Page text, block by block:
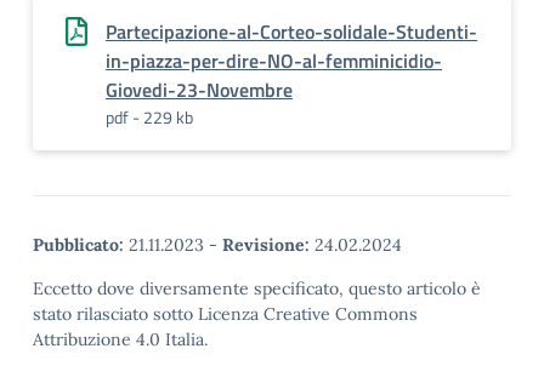
Partecipazione-al-Corteo-solidale-Studenti-
in-piazza-per-dire-NO-al-femminicidio-
Giovedi-23-Novembre
pdf - 229 kb
Pubblicato: 21.11.2023 - Revisione: 24.02.2024
Eccetto dove diversamente specificato, questo articolo è
stato rilasciato sotto Licenza Creative Commons
Attribuzione 4.0 Italia.